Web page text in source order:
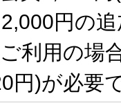
円の
利用の場
円)が必要